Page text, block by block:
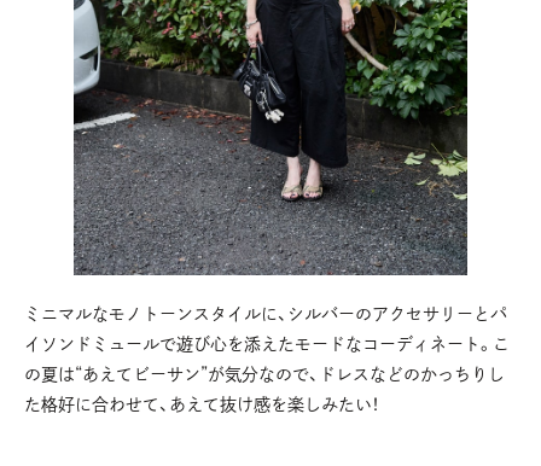
ミニマルなモノトーンスタイルに、シルバーのアクセサリーとパ
イソンドミュールで遊び心を添えたモードなコーディネート。こ
の夏は“あえてビーサン”が気分なので、ドレスなどのかっちりし
た格好に合わせて、あえて抜け感を楽しみたい！